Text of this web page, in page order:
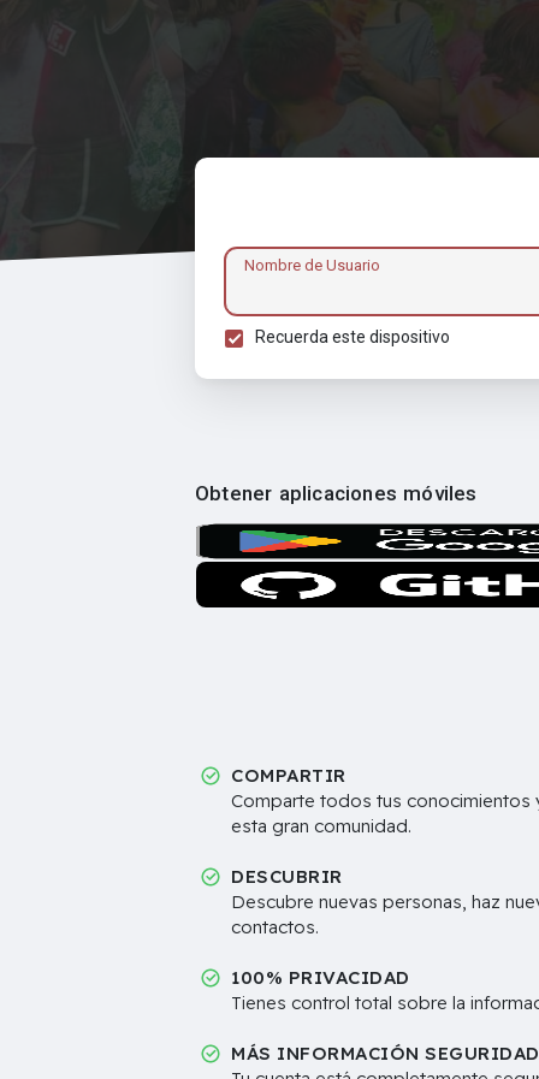
Nombre de Usuario
Recuerda este dispositivo
Obtener aplicaciones móviles
COMPARTIR
Comparte todos tus conocimientos
esta gran comunidad.
DESCUBRIR
Descubre nuevas personas, haz
contactos.
100% PRIVACIDAD
Tienes control total sobre la
MÁS INFORMACIÓN SEGURIDAD